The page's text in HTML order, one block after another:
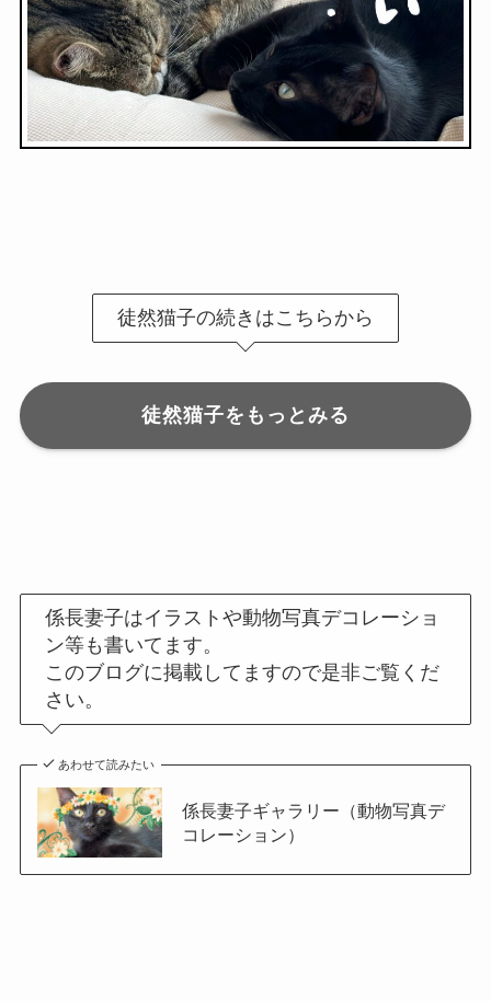
徒然猫子の続きはこちらから
徒然猫子をもっとみる
係長妻子はイラストや動物写真デコレーショ
ン等も書いてます。
このブログに掲載してますので是非ご覧くだ
さい。
あわせて読みたい
係長妻子ギャラリー（動物写真デ
コレーション）